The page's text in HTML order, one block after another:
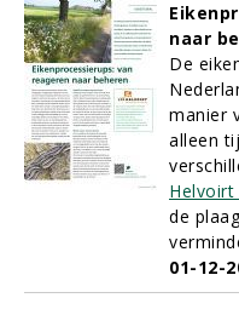
naar
De
manier
alleen
de
01-12-